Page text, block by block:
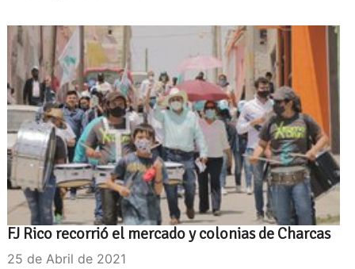
FJ Rico recorrió el mercado y colonias de Charcas
25 de Abril de 2021